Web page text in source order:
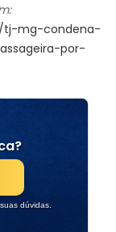
tj-mg-condena-
por-
dúvidas.